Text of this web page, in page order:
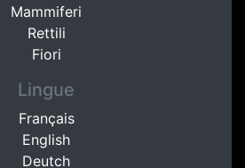
Mammiferi
Rettili
Fiori
Lingue
Français
English
Deutch